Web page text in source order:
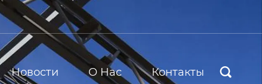
Новости О Hас Контакты 